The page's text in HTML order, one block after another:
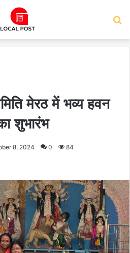
मेरठ में भव्य हवन
शुभारंभ
8, 2024 0 84